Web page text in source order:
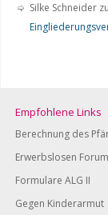
Silke Schneider zu
Empfohlene Links
Berechnung des
Erwerbslosen
Formulare ALG II
Gegen Kinderarmut